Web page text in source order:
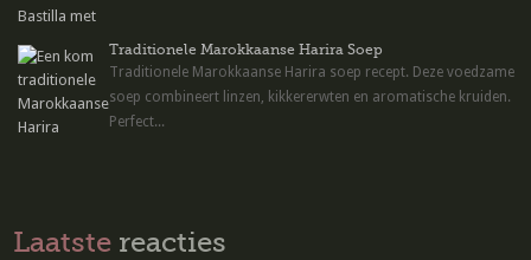
Traditionele Marokkaanse Harira Soep
Traditionele Marokkaanse Harira soep recept. Deze voedzame
soep combineert linzen, kikkererwten en aromatische kruiden.
Perfect...
Laatste reacties